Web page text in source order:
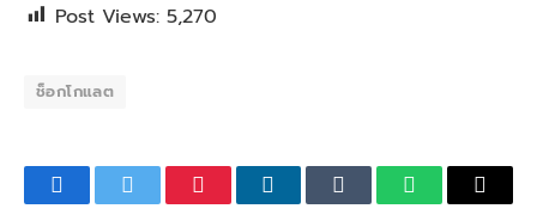
Post Views: 5,270
ช็อกโกแลต
FacebookTwitterPinterestLinkedInTumblrWhatsApp
Email